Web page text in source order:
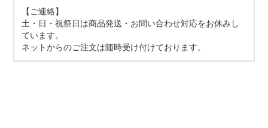
【ご連絡】
土・日・祝祭日は商品発送・お問い合わせ対応をお休みし
ています。
ネットからのご注文は随時受け付けております。